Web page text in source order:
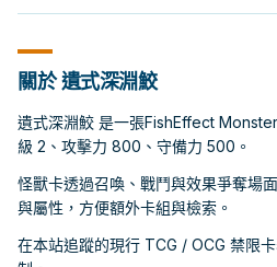
關於 遺式深淵鮫
遺式深淵鮫 是一張FishEffect
級 2、攻擊力 800、守備力 500。
怪獸卡透過召喚、戰鬥與效果爭奪場
與屬性，方便額外卡組與檢索。
在本站追蹤的現行 TCG / OCG 禁限